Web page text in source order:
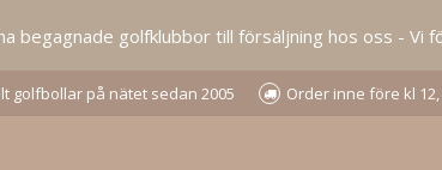
begagnade golfklubbor till försäljning hos oss -
golfbollar på nätet sedan 2005 Order inne före kl